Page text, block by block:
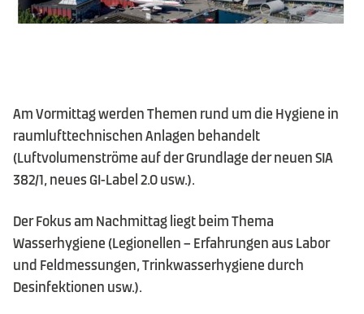
Am Vormittag werden Themen rund um die Hygiene in
raumlufttechnischen Anlagen behandelt
(Luftvolumenströme auf der Grundlage der neuen SIA
382/1, neues GI-Label 2.0 usw.).
Der Fokus am Nachmittag liegt beim Thema
Wasserhygiene (Legionellen – Erfahrungen aus Labor
und Feldmessungen, Trinkwasserhygiene durch
Desinfektionen usw.).